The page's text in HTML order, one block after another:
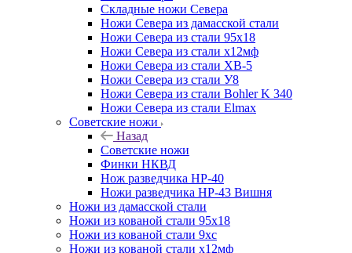
Складные ножи Севера
Ножи Севера из дамасской стали
Ножи Севера из стали 95х18
Ножи Севера из стали х12мф
Ножи Севера из стали ХВ-5
Ножи Севера из стали У8
Ножи Севера из стали Bohler K 340
Ножи Севера из стали Elmax
Советские ножи
Назад
Советские ножи
Финки НКВД
Нож разведчика НР-40
Ножи разведчика НР-43 Вишня
Ножи из дамасской стали
Ножи из кованой стали 95х18
Ножи из кованой стали 9хс
Ножи из кованой стали х12мф